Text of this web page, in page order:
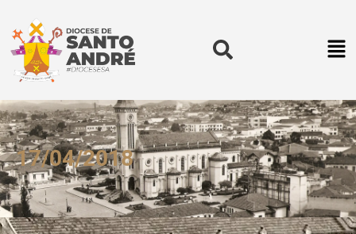
17/04/2018